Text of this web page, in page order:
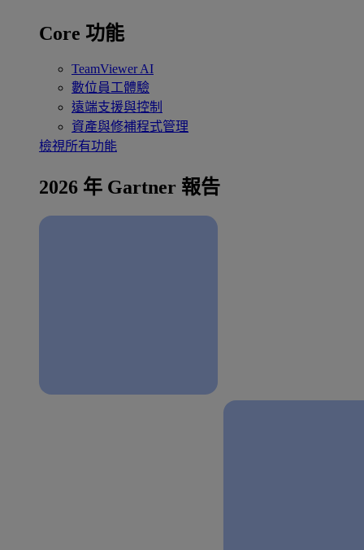
Core 功能
TeamViewer AI
數位員工體驗
遠端支援與控制
資產與修補程式管理
檢視所有功能
2026 年 Gartner 報告